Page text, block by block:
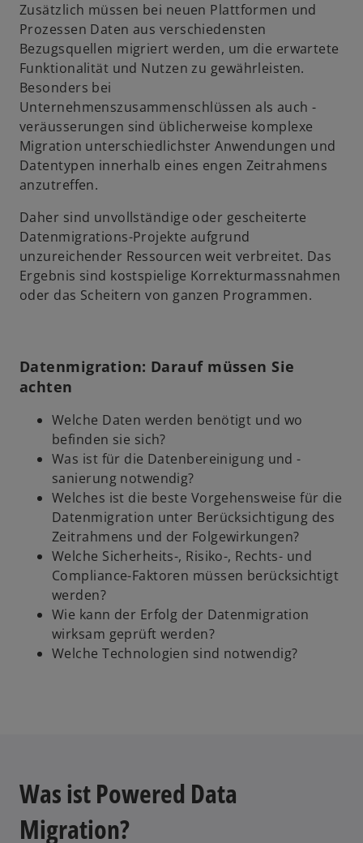
Zusätzlich müssen bei neuen Plattformen und
Prozessen Daten aus verschiedensten
Bezugsquellen migriert werden, um die erwartete
Funktionalität und Nutzen zu gewährleisten.
Besonders bei
Unternehmenszusammenschlüssen als auch -
veräusserungen sind üblicherweise komplexe
Migration unterschiedlichster Anwendungen und
Datentypen innerhalb eines engen Zeitrahmens
anzutreffen.
Daher sind unvollständige oder gescheiterte
Datenmigrations-Projekte aufgrund
unzureichender Ressourcen weit verbreitet. Das
Ergebnis sind kostspielige Korrekturmassnahmen
oder das Scheitern von ganzen Programmen.
Datenmigration: Darauf müssen Sie
achten
Welche Daten werden benötigt und wo
befinden sie sich?
Was ist für die Datenbereinigung und -
sanierung notwendig?
Welches ist die beste Vorgehensweise für die
Datenmigration unter Berücksichtigung des
Zeitrahmens und der Folgewirkungen?
Welche Sicherheits-, Risiko-, Rechts- und
Compliance-Faktoren müssen berücksichtigt
werden?
Wie kann der Erfolg der Datenmigration
wirksam geprüft werden?
Welche Technologien sind notwendig?
Was ist Powered Data
Migration?